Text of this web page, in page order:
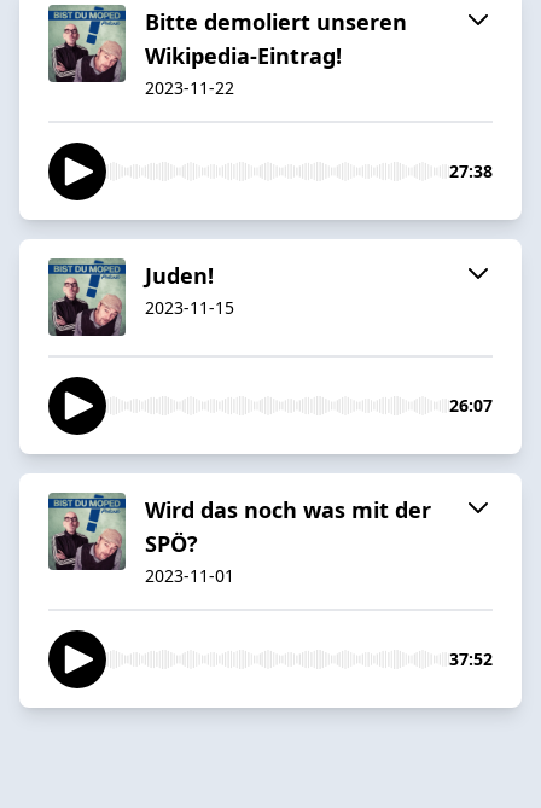
Bitte demoliert unseren
Wikipedia-Eintrag!
2023-11-22
27:38
Juden!
2023-11-15
26:07
Wird das noch was mit der
SPÖ?
2023-11-01
37:52